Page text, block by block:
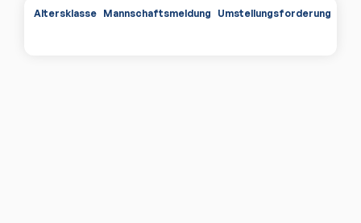
Altersklasse Mannschaftsmeldung Umstellungsforderungen